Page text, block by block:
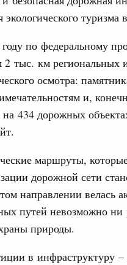
экологического
по федеральному
2 тыс. км региональных
осмотра:
и,
на 434 дорожных
маршруты,
дорожной сети
направлении велась
путей невозможно ни
природы.
в инфраструктуру
заседания актуальные задачи
кооперации в
и администрирования,
перевозок,
союз.
участие во
с главами
совета
Вчера
промышленной политики
заседание